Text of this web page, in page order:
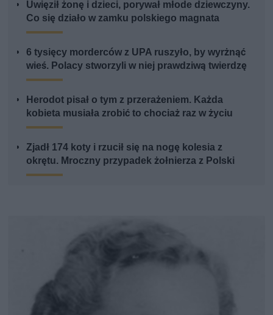
Uwięził żonę i dzieci, porywał młode dziewczyny.
Co się działo w zamku polskiego magnata
6 tysięcy morderców z UPA ruszyło, by wyrżnąć
wieś. Polacy stworzyli w niej prawdziwą twierdzę
Herodot pisał o tym z przerażeniem. Każda
kobieta musiała zrobić to chociaż raz w życiu
Zjadł 174 koty i rzucił się na nogę kolesia z
okrętu. Mroczny przypadek żołnierza z Polski